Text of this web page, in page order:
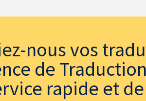
nous vos
de
rapide et